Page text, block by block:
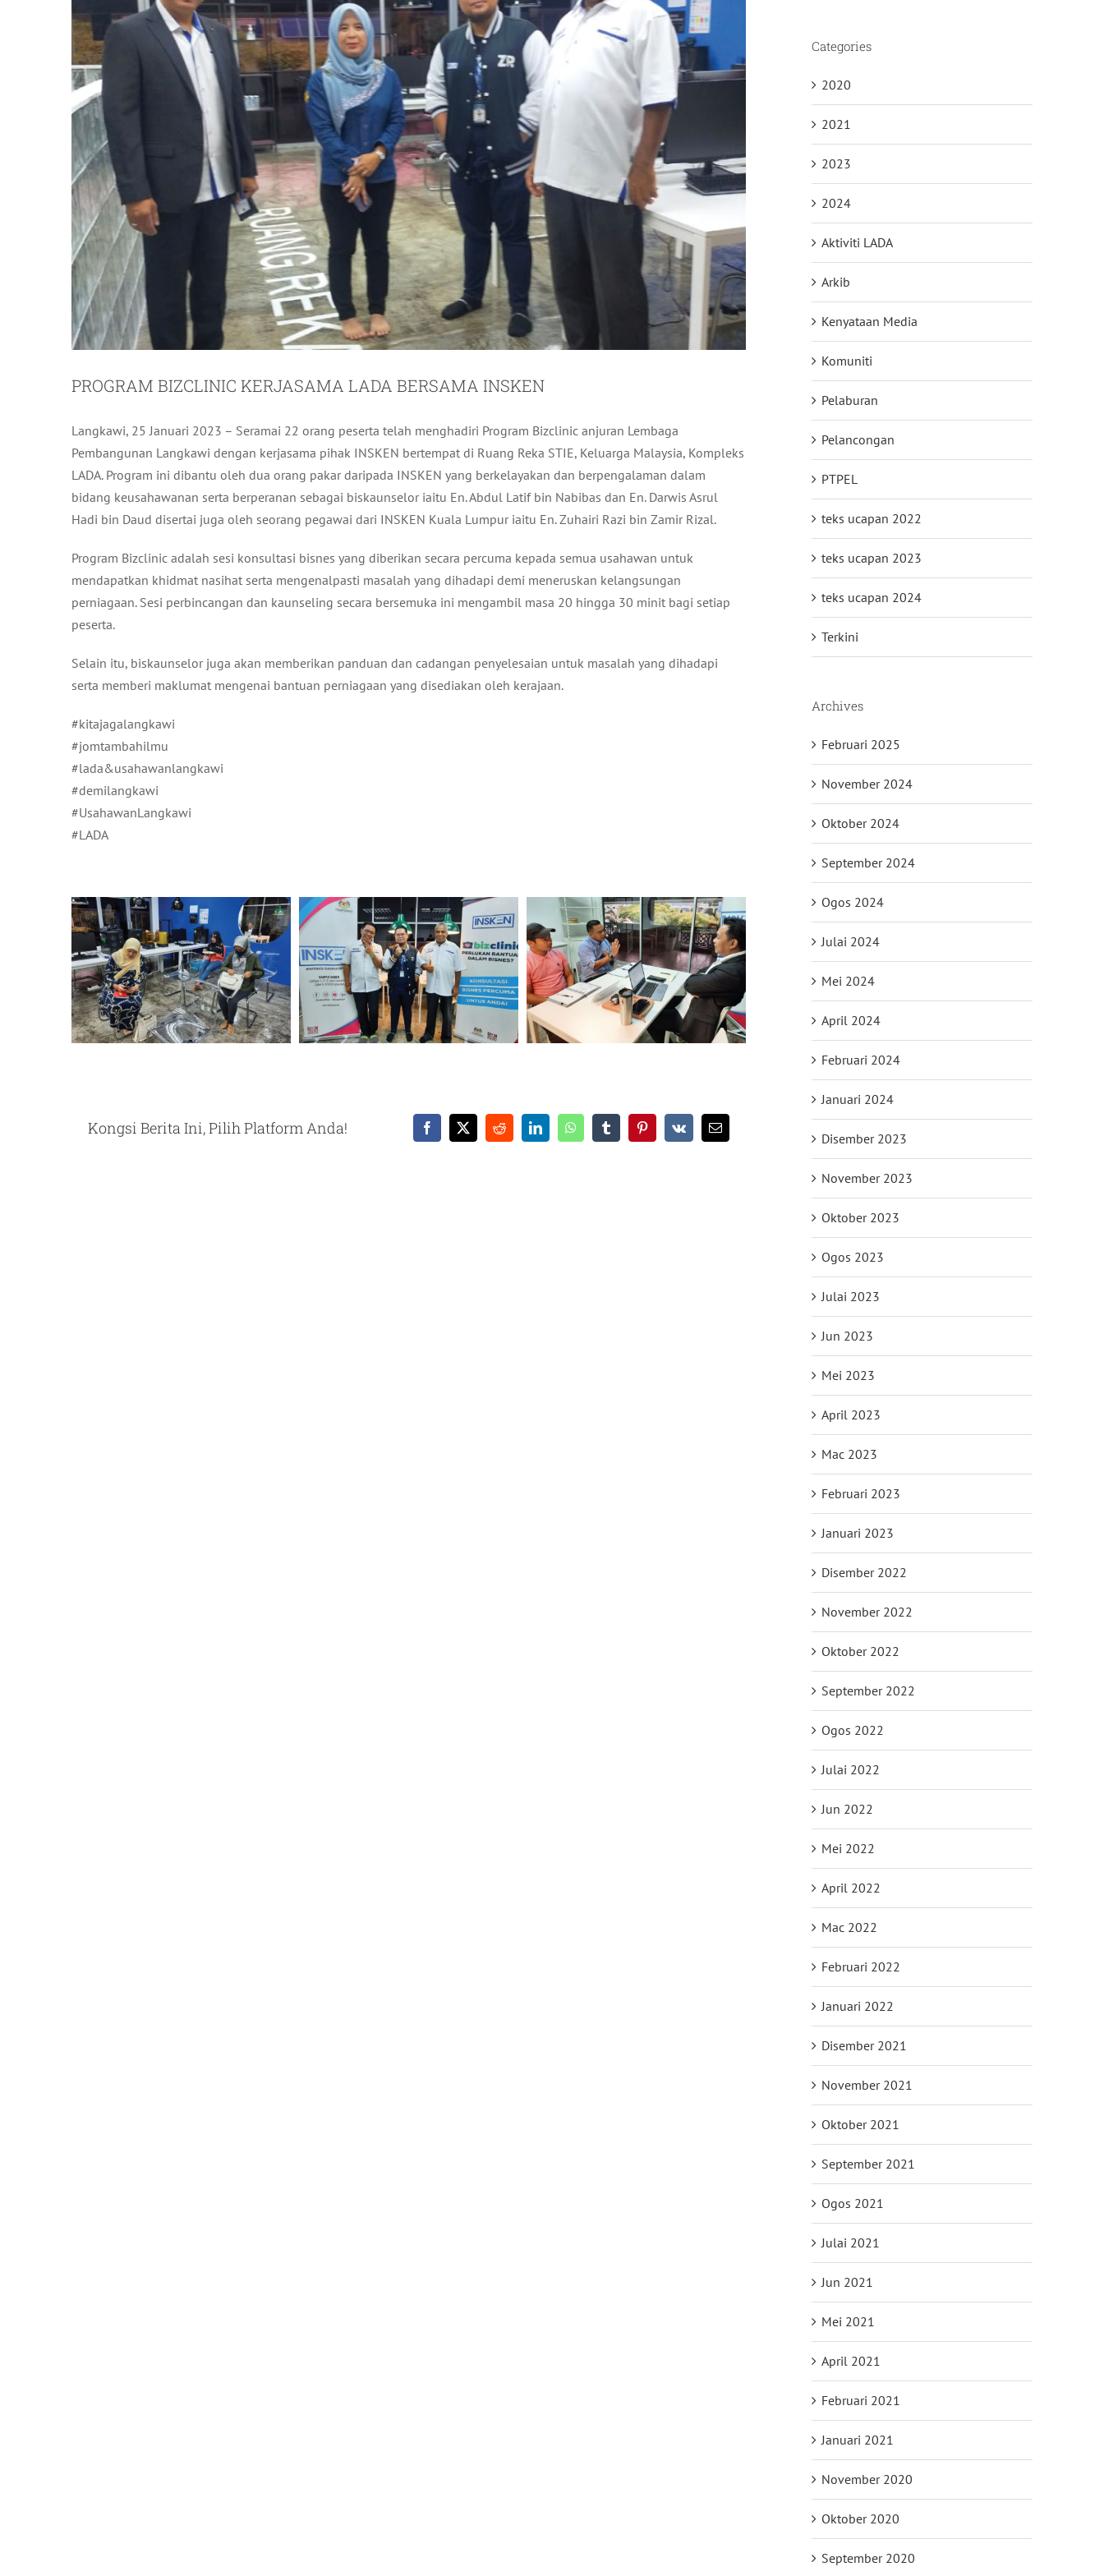
PROGRAM BIZCLINIC KERJASAMA LADA BERSAMA INSKEN
Langkawi, 25 Januari 2023 – Seramai 22 orang peserta telah menghadiri Program Bizclinic anjuran Lembaga
Pembangunan Langkawi dengan kerjasama pihak INSKEN bertempat di Ruang Reka STIE, Keluarga Malaysia, Kompleks
LADA. Program ini dibantu oleh dua orang pakar daripada INSKEN yang berkelayakan dan berpengalaman dalam
bidang keusahawanan serta berperanan sebagai biskaunselor iaitu En. Abdul Latif bin Nabibas dan En. Darwis Asrul
Hadi bin Daud disertai juga oleh seorang pegawai dari INSKEN Kuala Lumpur iaitu En. Zuhairi Razi bin Zamir Rizal.
Program Bizclinic adalah sesi konsultasi bisnes yang diberikan secara percuma kepada semua usahawan untuk
mendapatkan khidmat nasihat serta mengenalpasti masalah yang dihadapi demi meneruskan kelangsungan
perniagaan. Sesi perbincangan dan kaunseling secara bersemuka ini mengambil masa 20 hingga 30 minit bagi setiap
peserta.
Selain itu, biskaunselor juga akan memberikan panduan dan cadangan penyelesaian untuk masalah yang dihadapi
serta memberi maklumat mengenai bantuan perniagaan yang disediakan oleh kerajaan.
#kitajagalangkawi
#jomtambahilmu
#lada&usahawanlangkawi
#demilangkawi
#UsahawanLangkawi
#LADA
Kongsi Berita Ini, Pilih Platform Anda! Facebook
X RedditLinkedInWhatsAppTumblrPinterest
Vk Email
Categories
2020
2021
2023
2024
Aktiviti LADA
Arkib
Kenyataan Media
Komuniti
Pelaburan
Pelancongan
PTPEL
teks ucapan 2022
teks ucapan 2023
teks ucapan 2024
Terkini
Archives
Februari 2025
November 2024
Oktober 2024
September 2024
Ogos 2024
Julai 2024
Mei 2024
April 2024
Februari 2024
Januari 2024
Disember 2023
November 2023
Oktober 2023
Ogos 2023
Julai 2023
Jun 2023
Mei 2023
April 2023
Mac 2023
Februari 2023
Januari 2023
Disember 2022
November 2022
Oktober 2022
September 2022
Ogos 2022
Julai 2022
Jun 2022
Mei 2022
April 2022
Mac 2022
Februari 2022
Januari 2022
Disember 2021
November 2021
Oktober 2021
September 2021
Ogos 2021
Julai 2021
Jun 2021
Mei 2021
April 2021
Februari 2021
Januari 2021
November 2020
Oktober 2020
September 2020